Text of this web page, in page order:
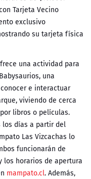
Tarjeta Vecino
exclusivo
su tarjeta física
una actividad para
una
e interactuar
viviendo de cerca
libros o películas.
los días a partir del
Las Vizcachas lo
funcionarán de
los horarios de apertura
mampato.cl. Además,